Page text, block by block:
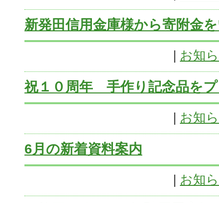
新発田信用金庫様から寄附金
お知
祝１０周年 手作り記念品を
お知
6月の新着資料案内
お知